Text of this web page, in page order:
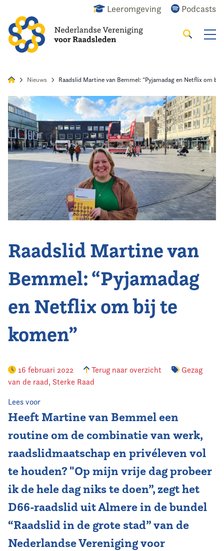
Leeromgeving Podcasts
Zoeken
Home
Agenda
Nieuws
Opleiding
Kennis & Informatie
Vereniging
Nieuws Raadslid Martine van Bemmel: “Pyjamadag en Netflix om bij
Raadslid Martine van
Bemmel: “Pyjamadag
en Netflix om bij te
komen”
16 februari 2022 Terug naar overzicht
Gezag
van de raad, Sterke Raad
Lees voor
Heeft Martine van Bemmel een
routine om de combinatie van werk,
raadslidmaatschap en privéleven vol
te houden? "Op mijn vrije dag probeer
ik de hele dag niks te doen”, zegt het
D66-raadslid uit Almere in de bundel
“Raadslid in de grote stad” van de
Nederlandse Vereniging voor